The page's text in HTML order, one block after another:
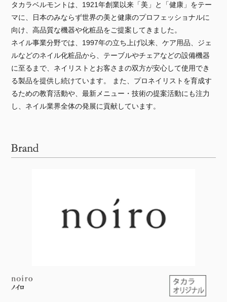
タカラベルモントは、1921年創業以来「美」と「健康」をテー
マに、日本のみならず世界の美と健康のプロフェッショナルに
向け、高品質な機器や化粧品をご提案してきました。
ネイル事業分野では、1997年の立ち上げ以来、ケア用品、ジェ
ルなどのネイル化粧品から、テーブルやチェアなどの設備機器
に至るまで、ネイリストとお客さまの双方が安心して使用でき
る製品を提供し続けています。 また、プロネイリストを育成す
るための教育活動や、最新メニュー・技術の提案活動にも注力
し、ネイル業界全体の発展に貢献しています。